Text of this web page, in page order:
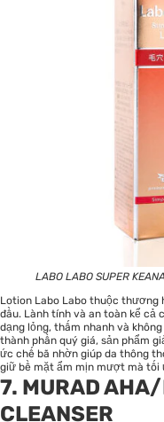
LABO LABO SUPER
Lotion Labo Labo thuộc thương
đầu. Lành tính và an toàn kể cả
dạng lỏng, thấm nhanh và
thành phần quý giá, sản phẩm
ức chế bã nhờn giúp da thông
giữ bề mặt ẩm mịn mượt mà tối
7. MURAD
CLEANSER